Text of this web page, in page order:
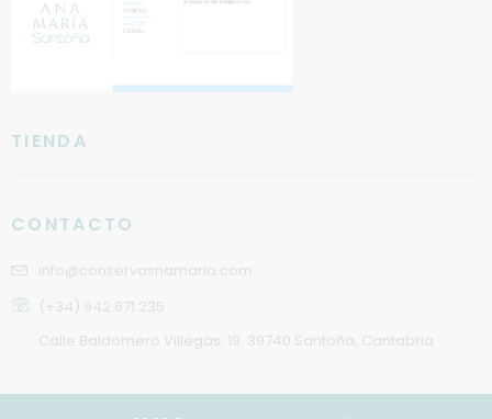
TIENDA
CONTACTO
info@conservasnamaria.com
(+34) 942 671 235
Calle Baldomero Villegas, 19. 39740 Santoña, Cantabria